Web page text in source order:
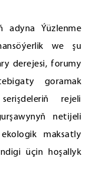
adyna Ýüzlenme
we şu
derejesi, forumy
goramak
rejeli
netijeli
maksatly
üçin hoşallyk